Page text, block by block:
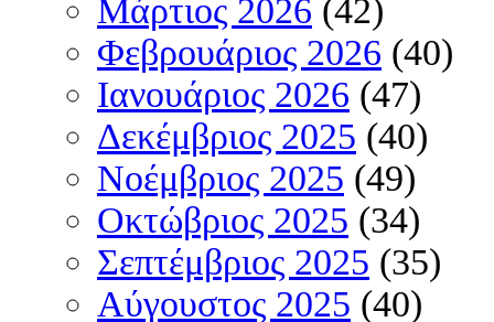
Μάρτιος 2026 (42)
Φεβρουάριος 2026 (40)
Ιανουάριος 2026 (47)
Δεκέμβριος 2025 (40)
Νοέμβριος 2025 (49)
Οκτώβριος 2025 (34)
Σεπτέμβριος 2025 (35)
Αύγουστος 2025 (40)